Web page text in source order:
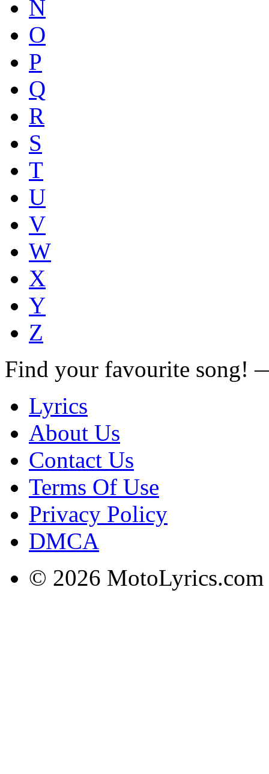
N
O
P
Q
R
S
T
U
V
W
X
Y
Z
Find your favourite song!
Lyrics
About Us
Contact Us
Terms Of Use
Privacy Policy
DMCA
© 2026 MotoLyrics.com